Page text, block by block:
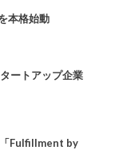
本格始動
ートアップ企業
「Fulfillment by